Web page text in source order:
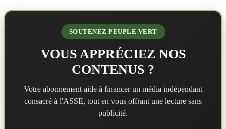
SOUTENEZ PEUPLE VERT
VOUS APPRÉCIEZ NOS
CONTENUS ?
Votre abonnement aide à financer un média indépendant
consacré à l'ASSE, tout en vous offrant une lecture sans
publicité.